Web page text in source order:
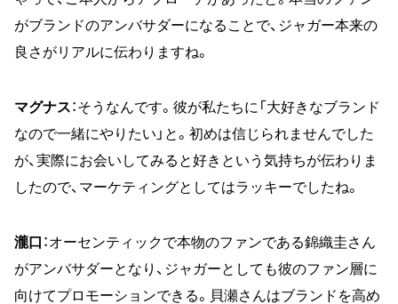
がブランドのアンバサダーになることで、ジャガー本来の
良さがリアルに伝わりますね。
マグナス：そうなんです。彼が私たちに「大好きなブランド
なので一緒にやりたい」と。初めは信じられませんでした
が、実際にお会いしてみると好きという気持ちが伝わりま
したので、マーケティングとしてはラッキーでしたね。
瀧口 ：オーセンティックで本物のファンである錦織圭さん
がアンバサダーとなり、ジャガーとしても彼のファン層に
向けてプロモーションできる。貝瀬さんはブランドを高め